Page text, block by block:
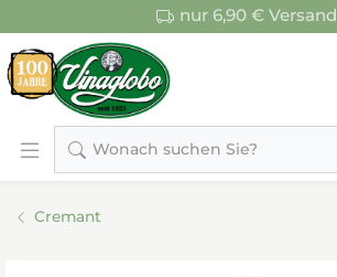
nur 6,90 € Versand
Wonach suchen Sie?
Cremant